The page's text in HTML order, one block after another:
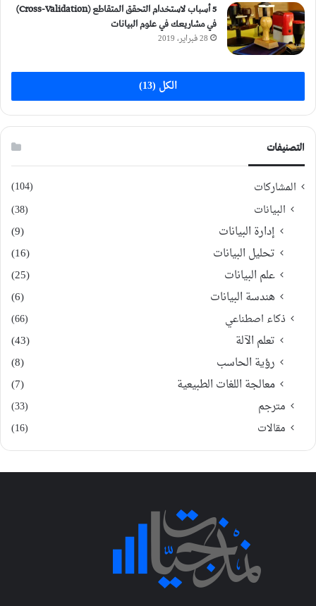
5 أسباب لاستخدام التحقق المتقاطع (Cross-Validation)
في مشاريعك في علوم البيانات
28 فبراير، 2019
الكل (13)
التصنيفات
المشاركات (104)
البيانات (38)
إدارة البيانات
(9)
تحليل البيانات
(16)
علم البيانات
(25)
هندسة البيانات
(6)
ذكاء اصطناعي (66)
تعلم الآلة
(43)
رؤية الحاسب
(8)
معالجة اللغات الطبيعية
(7)
مترجم
(33)
مقالات
(16)